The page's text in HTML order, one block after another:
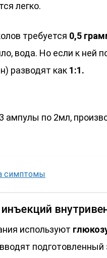
легко.
требуется 0,5
вода. Но если к ней
разводят как 1:1.
ампулы по 2мл,
симптомы
используют
подготовленный